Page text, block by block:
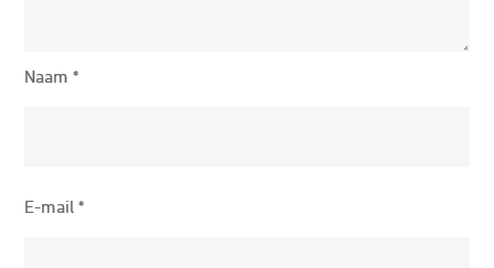
Naam*
E-mail*